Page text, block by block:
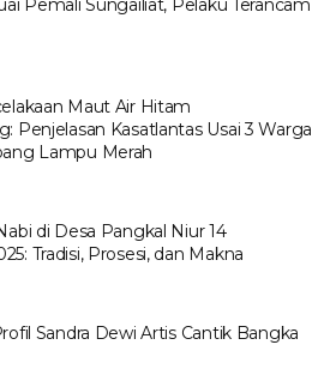
Pemali Sungailiat, Pelaku Terancam
Maut Air Hitam
Penjelasan Kasatlantas Usai 3 Warga
Lampu Merah
di Desa Pangkal Niur 14
Tradisi, Prosesi, dan Makna
Sandra Dewi Artis Cantik Bangka